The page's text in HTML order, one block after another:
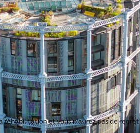
réhabilitation et vous n’aurez pas de regret